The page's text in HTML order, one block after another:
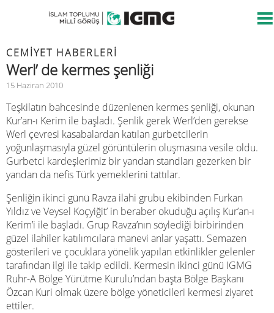
CEMIYET HABERLERI
Werl’ de kermes şenliği
15 Haziran 2010
Teşkilatın bahcesinde düzenlenen kermes şenliği, okunan
Kur’an-ı Kerim ile başladı. Şenlik gerek Werl’den gerekse
Werl çevresi kasabalardan katılan gurbetcilerin
yoğunlaşmasıyla güzel görüntülerin oluşmasına vesile oldu.
Gurbetci kardeşlerimiz bir yandan standları gezerken bir
yandan da nefis Türk yemeklerini tattılar.
Şenliğin ikinci günü Ravza ilahi grubu ekibinden Furkan
Yıldız ve Veysel Koçyiğit’ in beraber okuduğu açılış Kur’an-ı
Kerim’i ile başladı. Grup Ravza’nın söylediği birbirinden
güzel ilahiler katılımcılara manevi anlar yaşattı. Semazen
gösterileri ve çocuklara yönelik yapılan etkinlikler gelenler
tarafından ilgi ile takip edildi. Kermesin ikinci günü IGMG
Ruhr-A Bölge Yürütme Kurulu’ndan başta Bölge Başkanı
Özcan Kuri olmak üzere bölge yöneticileri kermesi ziyaret
ettiler.